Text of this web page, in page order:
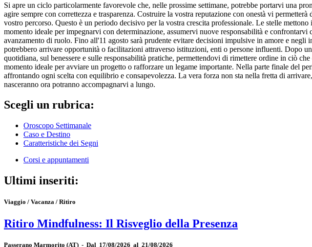
Si apre un ciclo particolarmente favorevole che, nelle prossime settimane, potrebbe portarvi una
agire sempre con correttezza e trasparenza. Costruire la vostra reputazione con onestà vi
vostro percorso. Questo è un periodo decisivo per la vostra crescita professionale. Le stelle
momento ideale per impegnarvi con determinazione, assumervi nuove responsabilità e
avanzamento di ruolo. Fino all'11 agosto sarà prudente evitare decisioni impulsive in amore e
potrebbero arrivare opportunità o facilitazioni attraverso istituzioni, enti o persone influenti. Dopo
quotidiana, sul benessere e sulle responsabilità pratiche, permettendovi di rimettere ordine in ciò
momento ideale per avviare un progetto o rafforzare un legame importante. Nella parte finale del
affrontando ogni scelta con equilibrio e consapevolezza. La vera forza non sta nella fretta di
nasceranno ora potranno accompagnarvi a lungo.
Scegli un rubrica:
Oroscopo Settimanale
Caso e Destino
Caratteristiche dei Segni
Corsi e appuntamenti
Ultimi inseriti:
Viaggio / Vacanza / Ritiro
Ritiro Mindfulness: Il Risveglio della Presenza
Passerano Marmorito (AT) - Dal 17/08/2026 al 21/08/2026